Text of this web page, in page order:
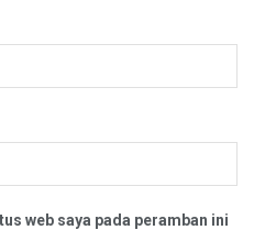
web saya pada peramban ini